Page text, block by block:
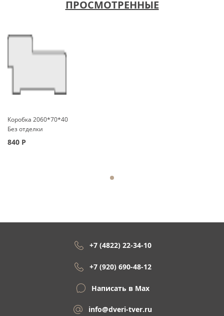
ПРОСМОТРЕННЫЕ
Коробка 2060*70*40
Без отделки
840 Р
+7 (4822) 22-34-10
+7 (920) 690-48-12
Написать в Max
info@dveri-tver.ru